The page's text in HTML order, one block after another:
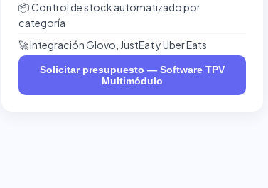
📦 Control de stock automatizado por
categoría
🚀 Integración Glovo, JustEat y Uber Eats
Solicitar presupuesto — Software TPV
Multimódulo